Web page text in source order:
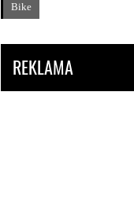
Bike
REKLAMA